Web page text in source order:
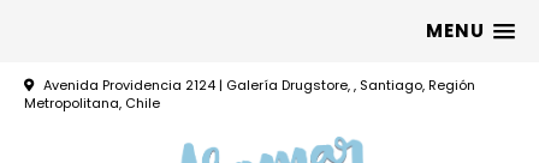
MENU
Avenida Providencia 2124 | Galería Drugstore, , Santiago, Región
Metropolitana, Chile